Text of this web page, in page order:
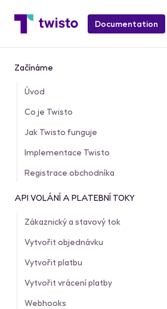
Documentation
Začínáme
Úvod
Co je Twisto
Jak Twisto funguje
Implementace Twisto
Registrace obchodníka
API VOLÁNÍ A PLATEBNÍ TOKY
Zákaznický a stavový tok
Vytvořit objednávku
Vytvořit platbu
Vytvořit vrácení platby
Webhooks